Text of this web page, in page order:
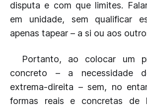
disputa e com que limites.
em unidade, sem qualificar
apenas tapear – a si ou aos
Portanto, ao colocar um
concreto – a necessidade
extrema-direita – sem, no
formas reais e concretas de